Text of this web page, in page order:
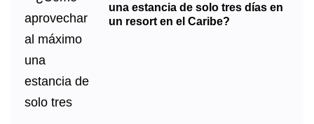
una estancia de solo tres días en
un resort en el Caribe?